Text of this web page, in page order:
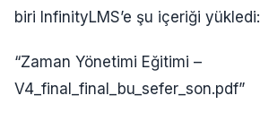
biri InfinityLMS’e şu içeriği yükledi:
“Zaman Yönetimi Eğitimi –
V4_final_final_bu_sefer_son.pdf”